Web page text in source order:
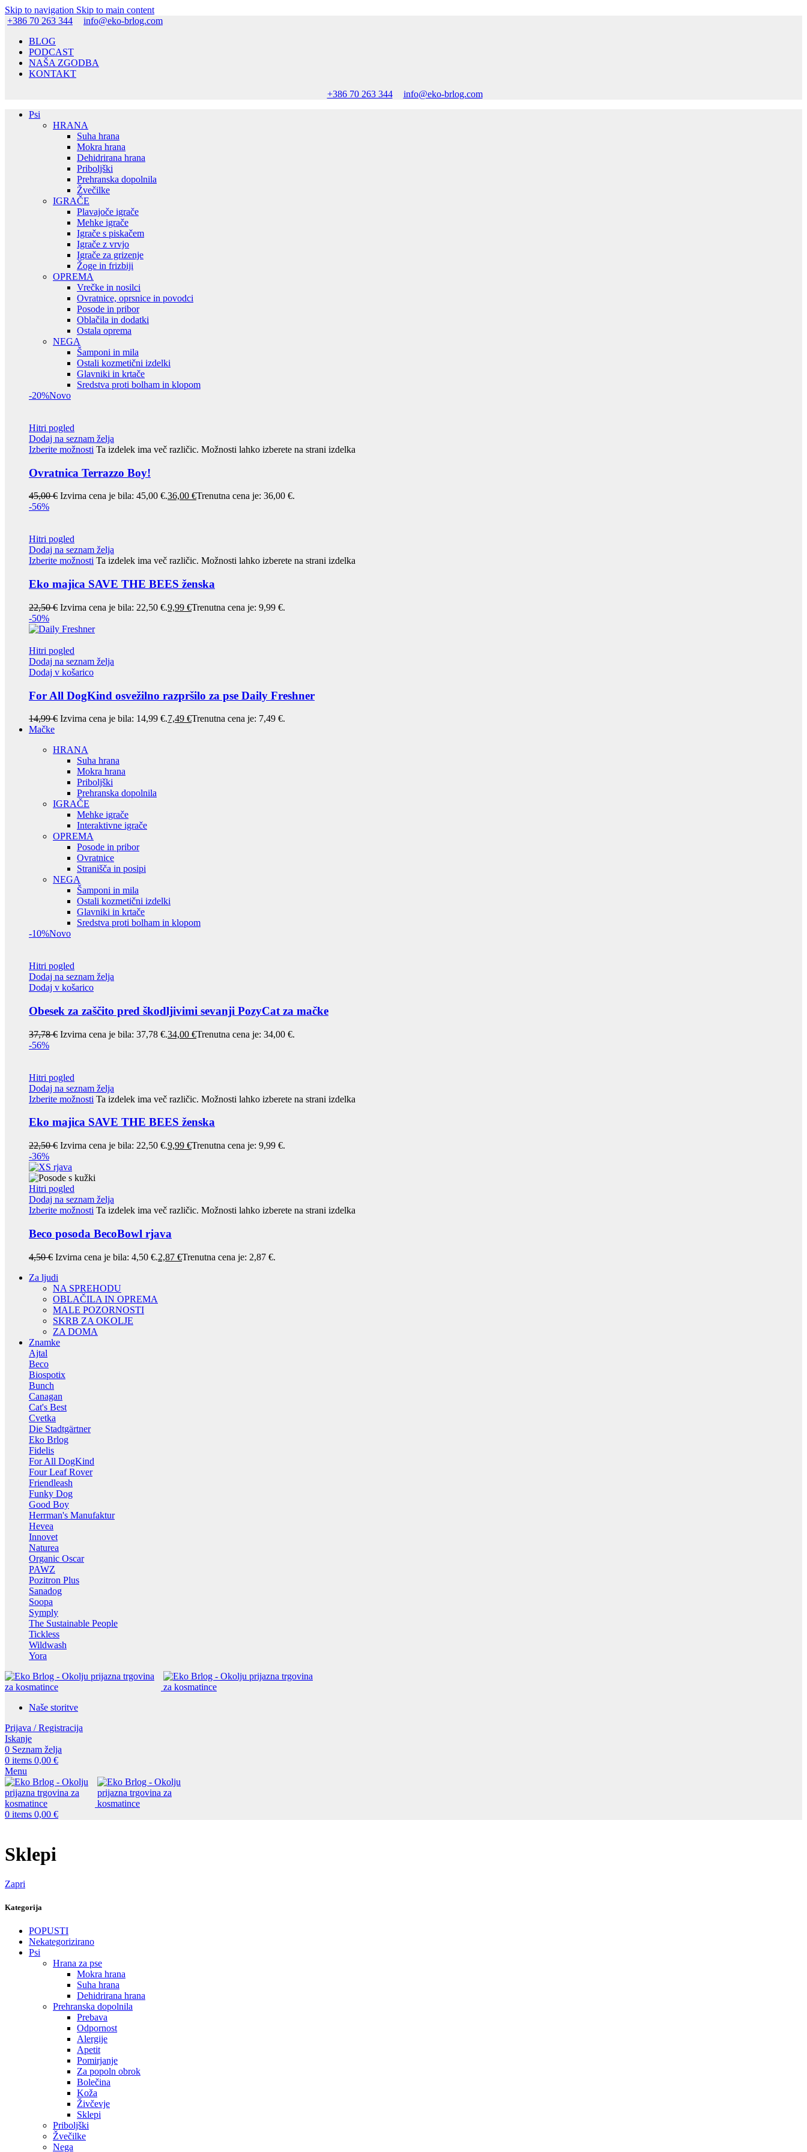
Skip to navigation Skip to main content
+386 70 263 344
info@eko-brlog.com
BLOG
PODCAST
NAŠA ZGODBA
KONTAKT
+386 70 263 344
info@eko-brlog.com
Psi
HRANA
Suha hrana
Mokra hrana
Dehidrirana hrana
Priboljški
Prehranska dopolnila
Žvečilke
IGRAČE
Plavajoče igrače
Mehke igrače
Igrače s piskačem
Igrače z vrvjo
Igrače za grizenje
Žoge in frizbiji
OPREMA
Vrečke in nosilci
Ovratnice, oprsnice in povodci
Posode in pribor
Oblačila in dodatki
Ostala oprema
NEGA
Šamponi in mila
Ostali kozmetični izdelki
Glavniki in krtače
Sredstva proti bolham in klopom
-20%Novo
Hitri pogled
Dodaj na seznam želja
Izberite možnosti Ta izdelek ima več različic. Možnosti lahko izberete na strani izdelka
Ovratnica Terrazzo Boy!
45,00€ Izvirna cena je bila: 45,00 €.36,00 €Trenutna cena je: 36,00 €.
-56%
Hitri pogled
Dodaj na seznam želja
Izberite možnosti Ta izdelek ima več različic. Možnosti lahko izberete na strani izdelka
Eko majica SAVE THE BEES ženska
22,50€ Izvirna cena je bila: 22,50 €.9,99 €Trenutna cena je: 9,99 €.
-50%
Hitri pogled
Dodaj na seznam želja
Dodaj v košarico
For All DogKind osvežilno razpršilo za pse Daily Freshner
14,99€ Izvirna cena je bila: 14,99 €.7,49 €Trenutna cena je: 7,49 €.
Mačke
HRANA
Suha hrana
Mokra hrana
Priboljški
Prehranska dopolnila
IGRAČE
Mehke igrače
Interaktivne igrače
OPREMA
Posode in pribor
Ovratnice
Stranišča in posipi
NEGA
Šamponi in mila
Ostali kozmetični izdelki
Glavniki in krtače
Sredstva proti bolham in klopom
-10%Novo
Hitri pogled
Dodaj na seznam želja
Dodaj v košarico
Obesek za zaščito pred škodljivimi sevanji PozyCat za mačke
37,78€ Izvirna cena je bila: 37,78 €.34,00 €Trenutna cena je: 34,00 €.
-56%
Hitri pogled
Dodaj na seznam želja
Izberite možnosti Ta izdelek ima več različic. Možnosti lahko izberete na strani izdelka
Eko majica SAVE THE BEES ženska
22,50€ Izvirna cena je bila: 22,50 €.9,99 €Trenutna cena je: 9,99 €.
-36%
Hitri pogled
Dodaj na seznam želja
Izberite možnosti Ta izdelek ima več različic. Možnosti lahko izberete na strani izdelka
Beco posoda BecoBowl rjava
4,50€ Izvirna cena je bila: 4,50 €.2,87 €Trenutna cena je: 2,87 €.
Za ljudi
NA SPREHODU
OBLAČILA IN OPREMA
MALE POZORNOSTI
SKRB ZA OKOLJE
ZA DOMA
Znamke
Ajtal
Beco
Biospotix
Bunch
Canagan
Cat's Best
Cvetka
Die Stadtgärtner
Eko Brlog
Fidelis
For All DogKind
Four Leaf Rover
Friendleash
Funky Dog
Good Boy
Herrman's Manufaktur
Hevea
Innovet
Naturea
Organic Oscar
PAWZ
Pozitron Plus
Sanadog
Soopa
Symply
The Sustainable People
Tickless
Wildwash
Yora
Naše storitve
Prijava / Registracija
Iskanje
0 Seznam želja
0 items 0,00 €
Menu
0 items 0,00 €
Sklepi
Zapri
Kategorija
POPUSTI
Nekategorizirano
Psi
Hrana za pse
Mokra hrana
Suha hrana
Dehidrirana hrana
Prehranska dopolnila
Prebava
Odpornost
Alergije
Apetit
Pomirjanje
Za popoln obrok
Bolečina
Koža
Živčevje
Sklepi
Priboljški
Žvečilke
Nega